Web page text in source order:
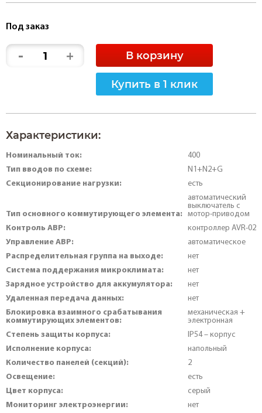
Под заказ
- + В корзину
Купить в 1 клик
Характеристики:
Номинальный ток: 400
Тип вводов по схеме: N1+N2+G
Секционирование нагрузки: есть
Тип основного коммутирующего элемента:
автоматический
выключатель с
мотор-приводом
Контроль АВР: контроллер AVR-02
Управление АВР: автоматическое
Распределительная группа на выходе: нет
Система поддержания микроклимата: нет
Зарядное устройство для аккумулятора: нет
Удаленная передача данных: нет
Блокировка взаимного срабатывания
коммутирующих элементов:
механическая +
электронная
Степень защиты корпуса: IP54 – корпус
Исполнение корпуса: напольный
Количество панелей (секций): 2
Освещение: есть
Цвет корпуса: серый
Мониторинг электроэнергии: нет